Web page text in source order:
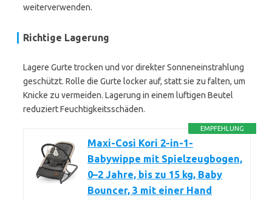
weiterverwenden.
Richtige Lagerung
Lagere Gurte trocken und vor direkter Sonneneinstrahlung
geschützt. Rolle die Gurte locker auf, statt sie zu falten, um
Knicke zu vermeiden. Lagerung in einem luftigen Beutel
reduziert Feuchtigkeitsschäden.
EMPFEHLUNG
Maxi-Cosi Kori 2-in-1-
Babywippe mit Spielzeugbogen,
0–2 Jahre, bis zu 15 kg, Baby
Bouncer, 3 mit einer Hand